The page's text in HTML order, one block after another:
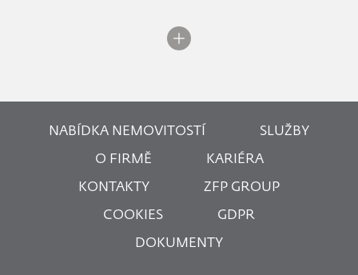
NABÍDKA NEMOVITOSTÍ SLUŽBY
O FIRMĚ KARIÉRA
KONTAKTY ZFP GROUP
COOKIES GDPR
DOKUMENTY